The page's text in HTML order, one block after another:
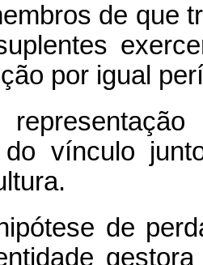
de que
por igual
do vínculo
de